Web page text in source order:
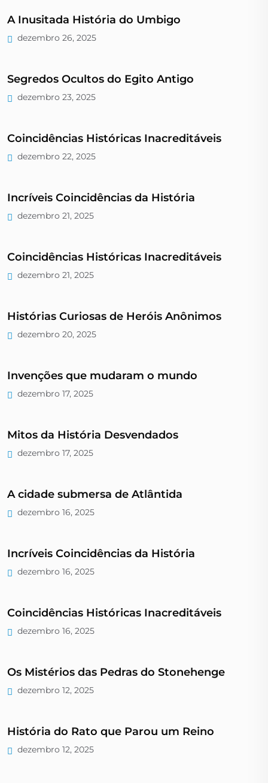
A Inusitada História do Umbigo
dezembro 26, 2025
Segredos Ocultos do Egito Antigo
dezembro 23, 2025
Coincidências Históricas Inacreditáveis
dezembro 22, 2025
Incríveis Coincidências da História
dezembro 21, 2025
Coincidências Históricas Inacreditáveis
dezembro 21, 2025
Histórias Curiosas de Heróis Anônimos
dezembro 20, 2025
Invenções que mudaram o mundo
dezembro 17, 2025
Mitos da História Desvendados
dezembro 17, 2025
A cidade submersa de Atlântida
dezembro 16, 2025
Incríveis Coincidências da História
dezembro 16, 2025
Coincidências Históricas Inacreditáveis
dezembro 16, 2025
Os Mistérios das Pedras do Stonehenge
dezembro 12, 2025
História do Rato que Parou um Reino
dezembro 12, 2025